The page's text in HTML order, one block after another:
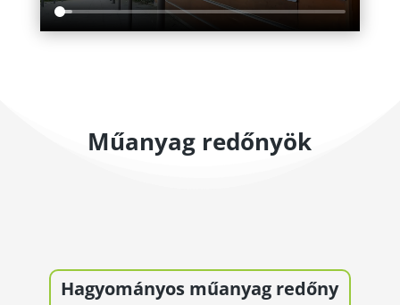
Műanyag redőnyök
Hagyományos műanyag redőny